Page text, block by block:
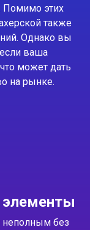
Помимо этих
также
Однако вы
ваша
может дать
на рынке.
элементы
неполным без